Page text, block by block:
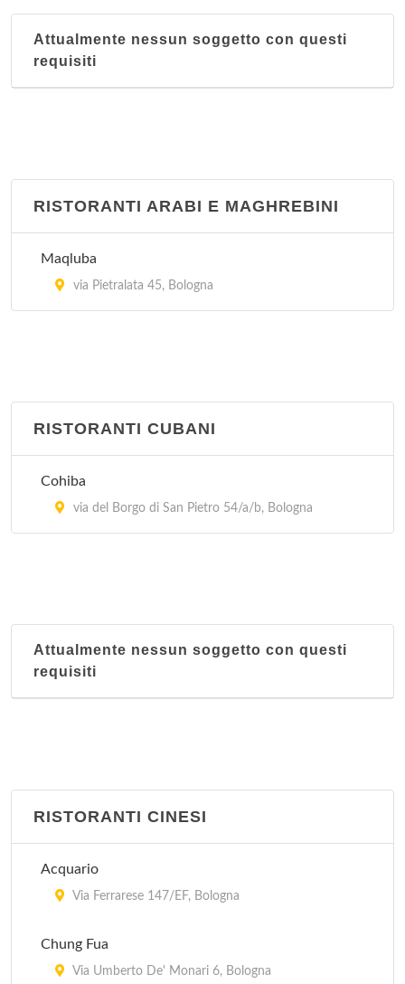
Attualmente nessun soggetto con questi
requisiti
RISTORANTI ARABI E MAGHREBINI
Maqluba
via Pietralata 45, Bologna
RISTORANTI CUBANI
Cohiba
via del Borgo di San Pietro 54/a/b, Bologna
Attualmente nessun soggetto con questi
requisiti
RISTORANTI CINESI
Acquario
Via Ferrarese 147/EF, Bologna
Chung Fua
Via Umberto De' Monari 6, Bologna